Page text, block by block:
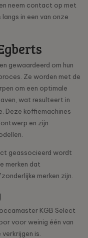
neem contact op met
in een van onze
gewaardeerd om hun
Ze worden met de
om een optimale
wat resulteert in
Deze koffiemachines
en zijn
geassocieerd wordt
merken dat
merken zijn.
KGB Select
voor weinig één van
is.